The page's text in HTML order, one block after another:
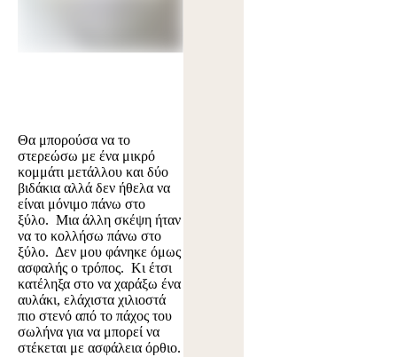
Θα μπορούσα να το
στερεώσω με ένα μικρό
κομμάτι μετάλλου και δύο
βιδάκια αλλά δεν ήθελα να
είναι μόνιμο πάνω στο
ξύλο. Μια άλλη σκέψη ήταν
να το κολλήσω πάνω στο
ξύλο. Δεν μου φάνηκε όμως
ασφαλής ο τρόπος. Κι έτσι
κατέληξα στο να χαράξω ένα
αυλάκι, ελάχιστα χιλιοστά
πιο στενό από το πάχος του
σωλήνα για να μπορεί να
στέκεται με ασφάλεια όρθιο.